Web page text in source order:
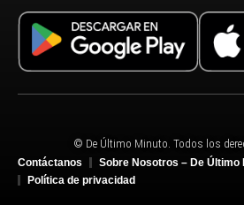
© De Último Minuto. Todos los
Contáctanos
Sobre Nosotros – De Último
Política de privacidad